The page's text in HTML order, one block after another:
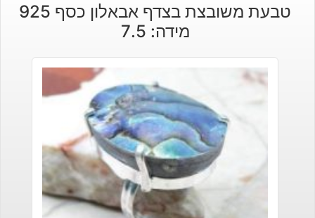
טבעת משובצת בצדף אבאלון כסף 925
מידה: 7.5